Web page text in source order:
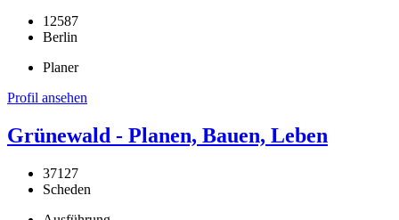
12587
Berlin
Planer
Profil ansehen
Grünewald - Planen, Bauen, Leben
37127
Scheden